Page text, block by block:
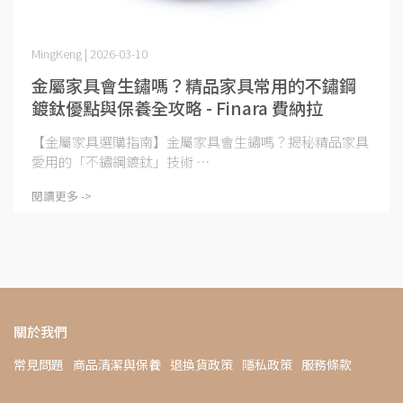
金屬家具會生鏽嗎？精品家具常用的不鏽鋼
鍍鈦優點與保養全攻略 - Finara 費納拉
MingKeng | 2026-03-10
【金屬家具選購指南】金屬家具會生鏽嗎？揭秘精品家具
愛用的「不鏽鋼鍍鈦」技術 ⋯
閱讀更多 ->
關於我們
常見問題 商品清潔與保養 退換貨政策 隱私政策 服務條款